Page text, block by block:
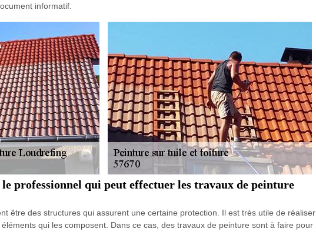
informatif.
professionnel qui peut effectuer les travaux de peinture
être des structures qui assurent une certaine protection. Il est très utile de réaliser
qui les composent. Dans ce cas, des travaux de peinture sont à faire pour